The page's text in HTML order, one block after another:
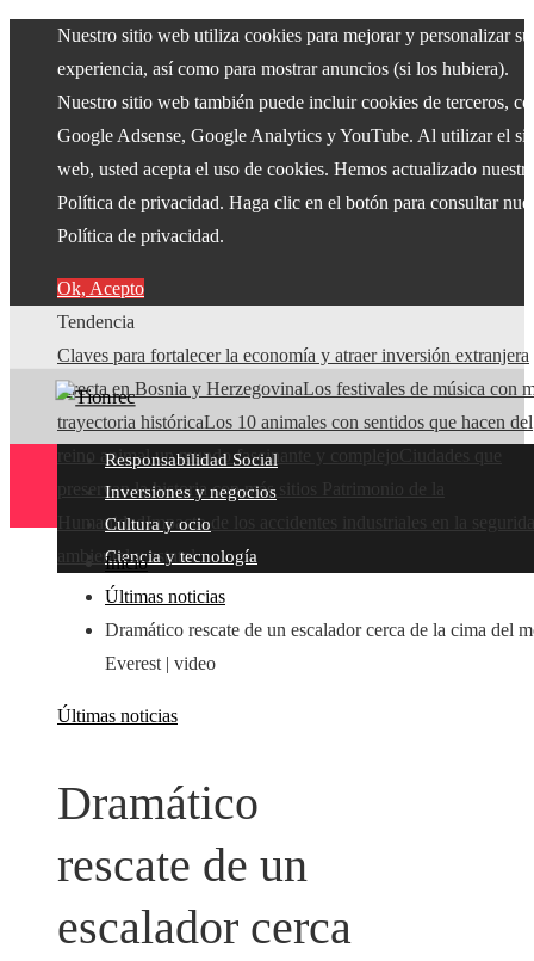
Nuestro sitio web utiliza cookies para mejorar y personalizar su
experiencia, así como para mostrar anuncios (si los hubiera).
Nuestro sitio web también puede incluir cookies de terceros,
Google Adsense, Google Analytics y YouTube. Al utilizar el
web, usted acepta el uso de cookies. Hemos actualizado nuestra
Política de privacidad. Haga clic en el botón para consultar
Política de privacidad.
Ok, Acepto
Tendencia
Claves para fortalecer la economía y atraer inversión extranjera
directa en Bosnia y HerzegovinaLos festivales de música con
trayectoria históricaLos 10 animales con sentidos que hacen del
reino animal un mundo fascinante y complejo
preservan la historia con más sitios Patrimonio de la
HumanidadImpacto de los accidentes industriales en la
ambiental y estatal
Responsabilidad Social
Inversiones y negocios
Cultura y ocio
Ciencia y tecnología
Inicio
Últimas noticias
Dramático rescate de un escalador cerca de la cima del
Everest | video
Últimas noticias
Dramático
rescate de un
escalador cerca